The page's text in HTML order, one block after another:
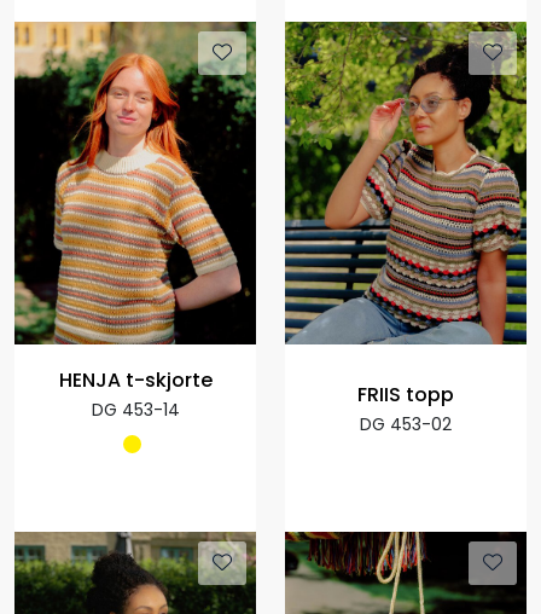
HENJA t-skjorte
DG 453-14
FRIIS topp
DG 453-02